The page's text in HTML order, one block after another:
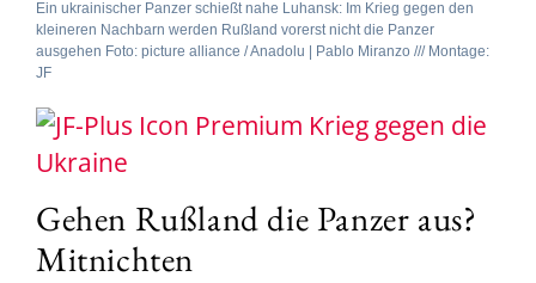
Ein ukrainischer Panzer schießt nahe Luhansk: Im Krieg gegen den
kleineren Nachbarn werden Rußland vorerst nicht die Panzer
ausgehen Foto: picture alliance / Anadolu | Pablo Miranzo /// Montage:
JF
Krieg gegen die
Ukraine
Gehen Rußland die Panzer aus?
Mitnichten